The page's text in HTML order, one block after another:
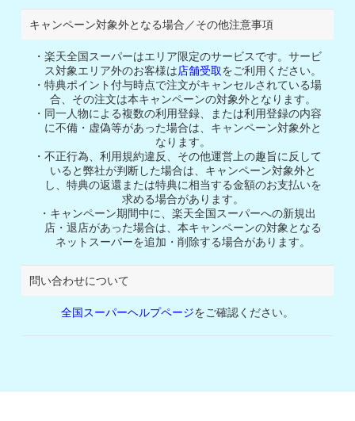
キャンペーン対象外となる場合／その他注意事項
楽天全国スーパーはエリア限定のサービスです。サービ
ス対象エリア外のお客様は店舗受取をご利用ください。
特典ポイント付与時点で注文がキャンセルされている場
合、その注文は本キャンペーンの対象外となります。
同一人物による複数の利用登録、または利用登録の内容
に不備・虚偽等があった場合は、キャンペーン対象外と
なります。
不正行為、利用規約違反、その他運営上の趣旨に反して
いると弊社が判断した場合は、キャンペーン対象外と
し、特典の返還または特典に相当する金額のお支払いを
求める場合があります。
キャンペーン期間中に、楽天全国スーパーへの新規出
店・退店があった場合は、本キャンペーンの対象となる
ネットスーパーを追加・削除する場合があります。
問い合わせについて
全国スーパーヘルプページをご確認ください。